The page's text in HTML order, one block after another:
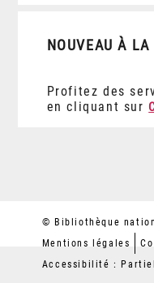
NOUVEAU À
Profitez des
en cliquant sur
© Bibliothèque
Mentions légales
Accessibilité :